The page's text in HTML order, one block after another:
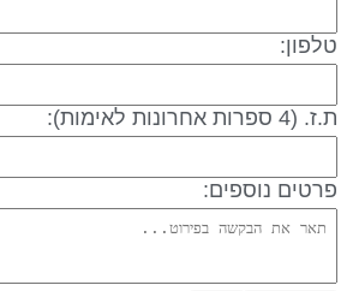
ספרות אחרונות לאימות):
נוספים: